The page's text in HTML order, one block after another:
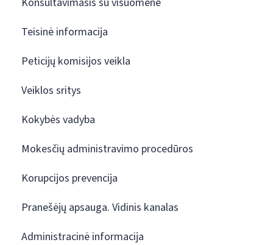
Teisinė informacija
Peticijų komisijos veikla
Veiklos sritys
Kokybės vadyba
Mokesčių administravimo procedūros
Korupcijos prevencija
Pranešėjų apsauga. Vidinis kanalas
Administracinė informacija